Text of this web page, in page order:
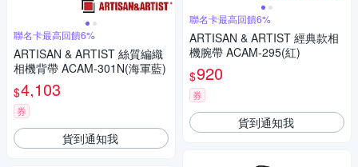
聯名卡最高回饋6%
ARTISAN & ARTIST 絲質編織
相機背帶 ACAM-301N(海軍藍)
$4,103
券
貨到通知我
聯名卡最高回饋6%
ARTISAN & ARTIST 經典款相
機腕帶 ACAM-295(紅)
$920
券
貨到通知我